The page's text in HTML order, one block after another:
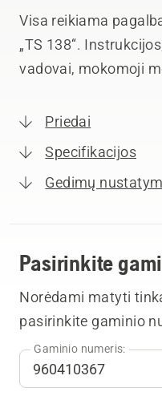
Visa reikiama
„TS 138“.
vadovai, mokomoji
Priedai
Specifikacijos
Pasirinkite
Norėdami matyti
pasirinkite gaminio
Gaminio numeris: